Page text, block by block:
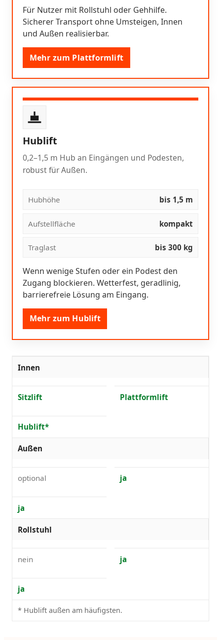
Für Nutzer mit Rollstuhl oder Gehhilfe.
Sicherer Transport ohne Umsteigen, Innen
und Außen realisierbar.
Mehr zum Plattformlift
Hublift
0,2–1,5 m Hub an Eingängen und Podesten,
robust für Außen.
Hubhöhe bis 1,5 m
Aufstellfläche kompakt
Traglast bis 300 kg
Wenn wenige Stufen oder ein Podest den
Zugang blockieren. Wetterfest, geradlinig,
barrierefreie Lösung am Eingang.
Mehr zum Hublift
Innen
Sitzlift Plattformlift
Hublift*
Außen
optional ja
ja
Rollstuhl
nein ja
ja
* Hublift außen am häufigsten.